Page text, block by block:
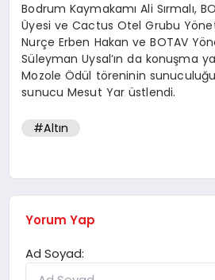
Bodrum Kaymakamı Ali Sırmalı,
Üyesi ve Cactus Otel Grubu
Nurçe Erben Hakan ve BOTAV
Süleyman Uysal’ın da konuşma
Mozole Ödül töreninin
sunucu Mesut Yar üstlendi.
#Altın
Yorum Yap
Ad Soyad: